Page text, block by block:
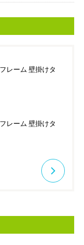
レーム 壁掛けタ
レーム 壁掛けタ